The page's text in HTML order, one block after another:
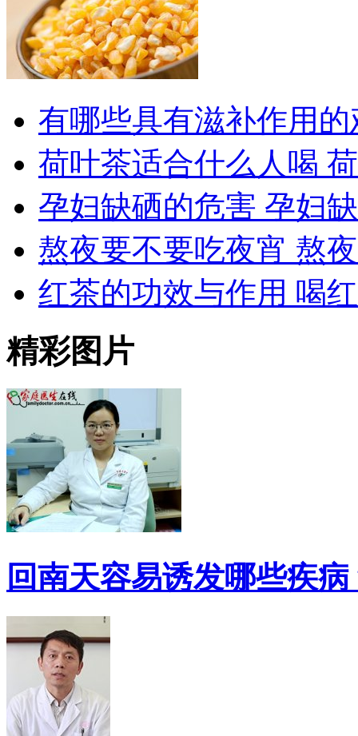
有哪些具有滋补作用的
荷叶茶适合什么人喝
孕妇缺硒的危害 孕妇
熬夜要不要吃夜宵 熬
红茶的功效与作用 喝
精彩图片
回南天容易诱发哪些疾